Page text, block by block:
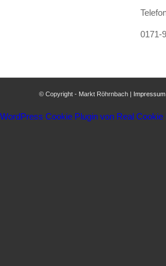
0171-
© Copyright - Markt Röhrnbach | Impressum
WordPress Cookie Plugin von Real Cookie